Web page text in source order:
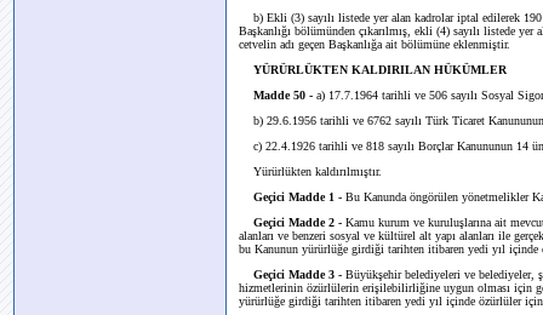
b) Ekli (3) sayılı listede yer alan kadrolar iptal edilerek 190
Başkanlığı bölümünden çıkarılmış, ekli (4) sayılı listede
cetvelin adı geçen Başkanlığa ait bölümüne eklenmiştir.
YÜRÜRLÜKTEN KALDIRILAN HÜKÜMLER
Madde 50 - a) 17.7.1964 tarihli ve 506 sayılı Sosyal
b) 29.6.1956 tarihli ve 6762 sayılı Türk Ticaret
c) 22.4.1926 tarihli ve 818 sayılı Borçlar Kanununun 14
Yürürlükten kaldırılmıştır.
Geçici Madde 1 - Bu Kanunda öngörülen yönetmelikler
Geçici Madde 2 - Kamu kurum ve kuruluşlarına ait
alanları ve benzeri sosyal ve kültürel alt yapı alanları ile
bu Kanunun yürürlüğe girdiği tarihten itibaren yedi yıl
Geçici Madde 3 - Büyükşehir belediyeleri ve belediyeler,
hizmetlerinin özürlülerin erişilebilirliğine uygun olması için
yürürlüğe girdiği tarihten itibaren yedi yıl içinde özürlüler